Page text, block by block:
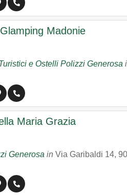
Madonie
e Ostelli Polizzi Generosa
Maria Grazia
Generosa in Via Garibaldi 14,